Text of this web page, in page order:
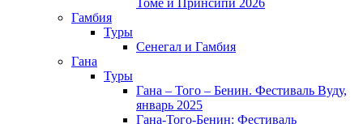
Томе и Принсипи 2026
Гамбия
Туры
Сенегал и Гамбия
Гана
Туры
Гана – Того – Бенин. Фестиваль Вуду,
январь 2025
Гана-Того-Бенин: Фестиваль